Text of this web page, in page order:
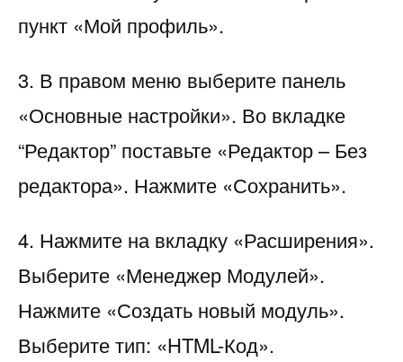
пункт «Мой профиль».
3. В правом меню выберите панель
«Основные настройки». Во вкладке
“Редактор” поставьте «Редактор – Без
редактора». Нажмите «Сохранить».
4. Нажмите на вкладку «Расширения».
Выберите «Менеджер Модулей».
Нажмите «Создать новый модуль».
Выберите тип: «HTML-Код».